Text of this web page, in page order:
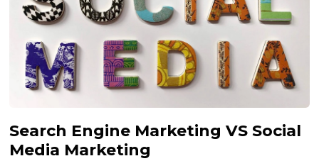
Search Engine Marketing VS Social
Media Marketing